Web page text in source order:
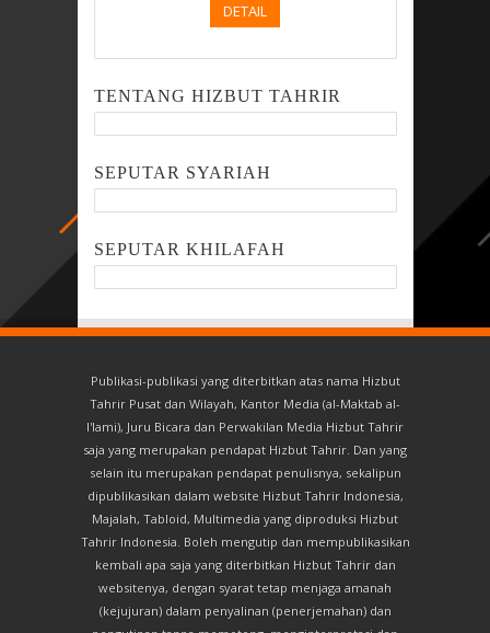
DETAIL
TENTANG HIZBUT TAHRIR
SEPUTAR SYARIAH
SEPUTAR KHILAFAH
Publikasi-publikasi yang diterbitkan atas nama Hizbut
Tahrir Pusat dan Wilayah, Kantor Media (al-Maktab al-
I'lami), Juru Bicara dan Perwakilan Media Hizbut Tahrir
saja yang merupakan pendapat Hizbut Tahrir. Dan yang
selain itu merupakan pendapat penulisnya, sekalipun
dipublikasikan dalam website Hizbut Tahrir Indonesia,
Majalah, Tabloid, Multimedia yang diproduksi Hizbut
Tahrir Indonesia. Boleh mengutip dan mempublikasikan
kembali apa saja yang diterbitkan Hizbut Tahrir dan
websitenya, dengan syarat tetap menjaga amanah
(kejujuran) dalam penyalinan (penerjemahan) dan